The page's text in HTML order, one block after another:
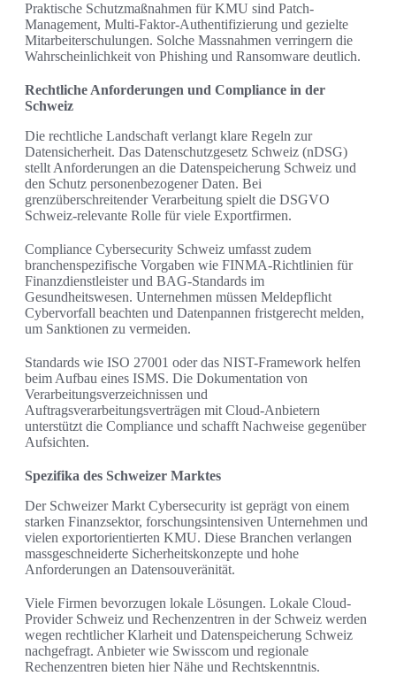
Praktische Schutzmaßnahmen für KMU sind Patch-
Management, Multi-Faktor-Authentifizierung und gezielte
Mitarbeiterschulungen. Solche Massnahmen verringern die
Wahrscheinlichkeit von Phishing und Ransomware deutlich.
Rechtliche Anforderungen und Compliance in der
Schweiz
Die rechtliche Landschaft verlangt klare Regeln zur
Datensicherheit. Das Datenschutzgesetz Schweiz (nDSG)
stellt Anforderungen an die Datenspeicherung Schweiz und
den Schutz personenbezogener Daten. Bei
grenzüberschreitender Verarbeitung spielt die DSGVO
Schweiz-relevante Rolle für viele Exportfirmen.
Compliance Cybersecurity Schweiz umfasst zudem
branchenspezifische Vorgaben wie FINMA-Richtlinien für
Finanzdienstleister und BAG-Standards im
Gesundheitswesen. Unternehmen müssen Meldepflicht
Cybervorfall beachten und Datenpannen fristgerecht melden,
um Sanktionen zu vermeiden.
Standards wie ISO 27001 oder das NIST-Framework helfen
beim Aufbau eines ISMS. Die Dokumentation von
Verarbeitungsverzeichnissen und
Auftragsverarbeitungsverträgen mit Cloud-Anbietern
unterstützt die Compliance und schafft Nachweise gegenüber
Aufsichten.
Spezifika des Schweizer Marktes
Der Schweizer Markt Cybersecurity ist geprägt von einem
starken Finanzsektor, forschungsintensiven Unternehmen und
vielen exportorientierten KMU. Diese Branchen verlangen
massgeschneiderte Sicherheitskonzepte und hohe
Anforderungen an Datensouveränität.
Viele Firmen bevorzugen lokale Lösungen. Lokale Cloud-
Provider Schweiz und Rechenzentren in der Schweiz werden
wegen rechtlicher Klarheit und Datenspeicherung Schweiz
nachgefragt. Anbieter wie Swisscom und regionale
Rechenzentren bieten hier Nähe und Rechtskenntnis.